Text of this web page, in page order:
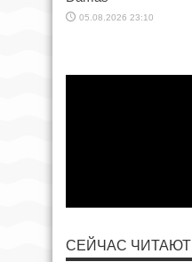
05.08.2026 23:10
СЕЙЧАС ЧИТАЮТ